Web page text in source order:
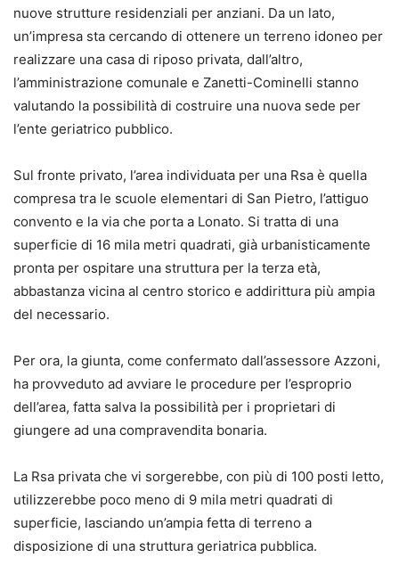
nuove strutture residenziali per anziani. Da un lato,
un’impresa sta cercando di ottenere un terreno idoneo per
realizzare una casa di riposo privata, dall’altro,
l’amministrazione comunale e Zanetti-Cominelli stanno
valutando la possibilità di costruire una nuova sede per
l’ente geriatrico pubblico.
Sul fronte privato, l’area individuata per una Rsa è quella
compresa tra le scuole elementari di San Pietro, l’attiguo
convento e la via che porta a Lonato. Si tratta di una
superficie di 16 mila metri quadrati, già urbanisticamente
pronta per ospitare una struttura per la terza età,
abbastanza vicina al centro storico e addirittura più ampia
del necessario.
Per ora, la giunta, come confermato dall’assessore Azzoni,
ha provveduto ad avviare le procedure per l’esproprio
dell’area, fatta salva la possibilità per i proprietari di
giungere ad una compravendita bonaria.
La Rsa privata che vi sorgerebbe, con più di 100 posti letto,
utilizzerebbe poco meno di 9 mila metri quadrati di
superficie, lasciando un’ampia fetta di terreno a
disposizione di una struttura geriatrica pubblica.